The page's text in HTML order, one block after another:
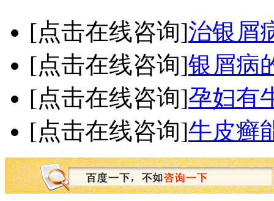
[点击在线咨询]治银屑
[点击在线咨询]银屑病
[点击在线咨询]孕妇有
[点击在线咨询]牛皮癣